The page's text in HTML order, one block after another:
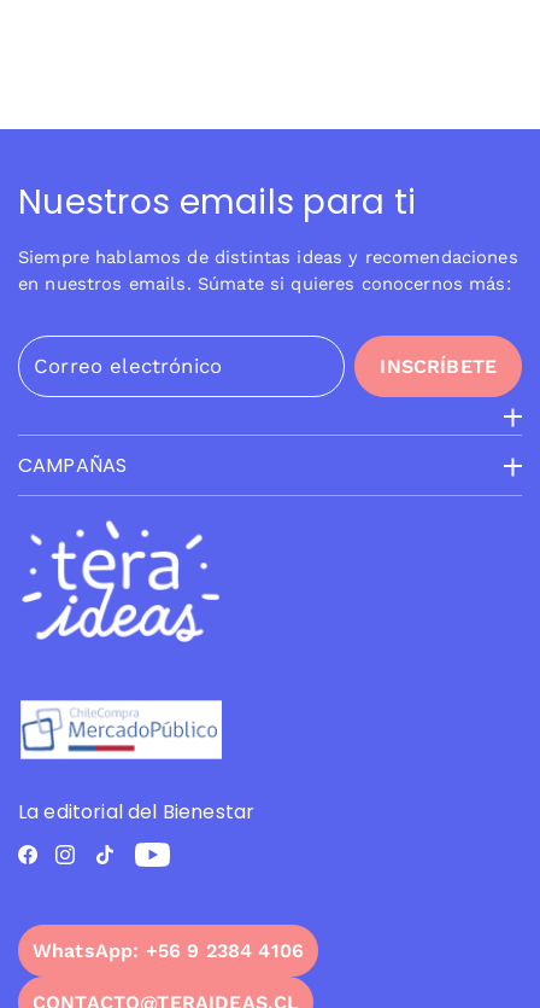
Nuestros emails para ti
Siempre hablamos de distintas ideas y recomendaciones
en nuestros emails. Súmate si quieres conocernos más:
Correo electrónico
INSCRÍBETE
CAMPAÑAS
La editorial del Bienestar
WhatsApp: +56 9 2384 4106
CONTACTO@TERAIDEAS.CL